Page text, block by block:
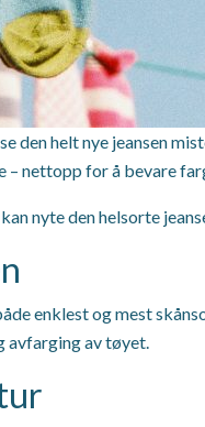
den helt nye jeansen
– nettopp for å bevare
nyte den helsorte
enklest og mest
avfarging av tøyet.